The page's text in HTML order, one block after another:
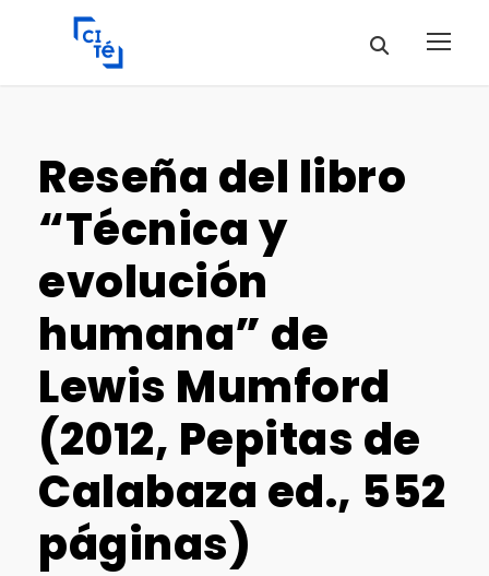
Reseña del libro
“Técnica y
evolución
humana” de
Lewis Mumford
(2012, Pepitas de
Calabaza ed., 552
páginas)